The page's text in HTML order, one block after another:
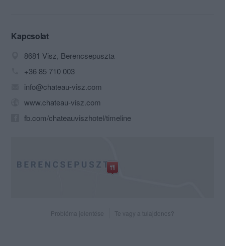
ötvözi a klasszikus magyar ízvilágot, a
új mediterrán konyha technikáival.
Kapcsolat
8681 Visz, Berencsepuszta
+36 85 710 003
info@chateau-visz.com
www.chateau-visz.com
fb.com/chateauviszhotel/timeline
Probléma jelentése Te vagy a tulajdonos?